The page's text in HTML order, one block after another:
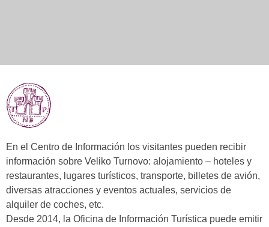
En el Centro de Información los visitantes pueden recibir
información sobre Veliko Turnovo: alojamiento – hoteles y
restaurantes, lugares turísticos, transporte, billetes de avión,
diversas atracciones y eventos actuales, servicios de
alquiler de coches, etc.
Desde 2014, la Oficina de Información Turística puede emitir